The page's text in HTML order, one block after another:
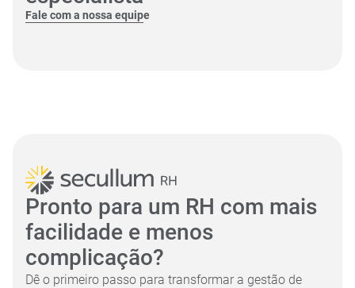
Fale com a nossa equipe
Pronto para um RH com mais
facilidade e menos
complicação?
Dê o primeiro passo para transformar a gestão de